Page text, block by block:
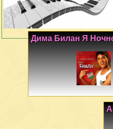
Дима Билан Я